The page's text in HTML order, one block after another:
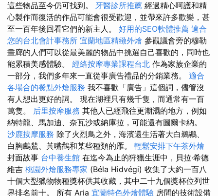
這些物品至今仍可找到。 牙醫診所推薦 經過精心呵護和精
心製作而復活的作品可能會很受歡迎，並帶來許多歡樂，甚
至一百年後回看它們的新主人。 好用的SEO軟體推薦 適合
您的台北會計事務所 宜蘭地區精緻外燴 參觀議會旁的穆勒
畫廊的人們可以從最美麗的物品中挑選自己喜歡的，同時也
能累積美感體驗。 經絡按摩專業課程台北 作為家族企業的
一部分，我們多年來一直從事廣告禮品的分銷業務。 適合
各場合的餐點外燴服務 我不喜歡「廣告」這個詞，儘管沒
有人想出更好的詞。 現在湖裡只有幾千隻，而通常有一百
萬隻。 后里按摩服務 其他人已經飛往更潮濕的地方，例如
納特龍、馬加迪、奈瓦沙或納庫拉，可能還有圖爾卡納。
沙鹿按摩服務 除了火烈鳥之外，海濱還生活著大白鵜鶘、
白胸鸕鶿、黃嘴鸛和某些種類的雁。 輕鬆安排下午茶外燴
封面故事 台中養生館 在迄今為止的狩獵生涯中，貝拉·希德
維吉 桃園外燴服務專家 (Béla Hidvégi) 收集了大約一百八
十個大型獵物物種獎杯供其收藏，其中二十九個獎杯位列世
界排名前十。 所有 Aria 宜蘭特色外燴體驗 房間的技術設備